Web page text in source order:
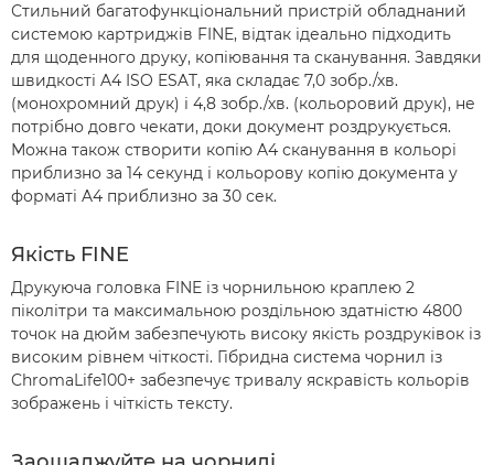
Стильний багатофункціональний пристрій обладнаний
системою картриджів FINE, відтак ідеально підходить
для щоденного друку, копіювання та сканування. Завдяки
швидкості A4 ISO ESAT, яка складає 7,0 зобр./хв.
(монохромний друк) і 4,8 зобр./хв. (кольоровий друк), не
потрібно довго чекати, доки документ роздрукується.
Можна також створити копію A4 сканування в кольорі
приблизно за 14 секунд і кольорову копію документа у
форматі A4 приблизно за 30 сек.
Якість FINE
Друкуюча головка FINE із чорнильною краплею 2
піколітри та максимальною роздільною здатністю 4800
точок на дюйм забезпечують високу якість роздруківок із
високим рівнем чіткості. Гібридна система чорнил із
ChromaLife100+ забезпечує тривалу яскравість кольорів
зображень і чіткість тексту.